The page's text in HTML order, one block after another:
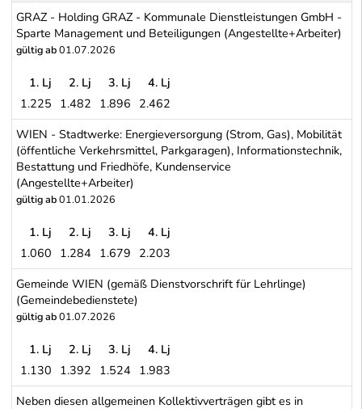
Sonderregelung für Lehrlinge, deren Lehrverhältnis nach
GRAZ - Holding GRAZ - Kommunale Dienstleistungen GmbH -
Sparte Management und Beteiligungen (Angestellte+Arbeiter)
gültig ab01.07.2026
GRAZ - Holding GRAZ - Kommunale Dienstleistungen GmbH -
1. Lj 2. Lj 3. Lj
4. Lj
1.225 1.482 1.896 2.462
WIEN - Stadtwerke: Energieversorgung (Strom, Gas), Mobilität
(öffentliche Verkehrsmittel, Parkgaragen), Informationstechnik,
Bestattung und Friedhöfe, Kundenservice
(Angestellte+Arbeiter)
gültig ab01.01.2026
WIEN - Stadtwerke: Energieversorgung (Strom, Gas), Mobilität
1. Lj 2. Lj 3. Lj
4. Lj
1.060 1.284 1.679 2.203
Gemeinde WIEN (gemäß Dienstvorschrift für Lehrlinge)
(Gemeindebedienstete)
gültig ab01.07.2026
Gemeinde WIEN (gemäß Dienstvorschrift für Lehrlinge)
1. Lj 2. Lj 3. Lj
4. Lj
1.130 1.392 1.524 1.983
Neben diesen allgemeinen Kollektivverträgen gibt es in